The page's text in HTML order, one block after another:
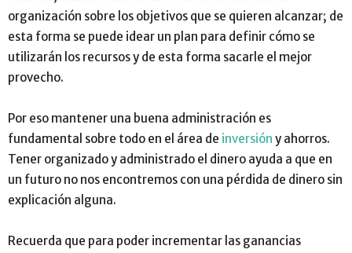
organización sobre los objetivos que se quieren alcanzar; de
esta forma se puede idear un plan para definir cómo se
utilizarán los recursos y de esta forma sacarle el mejor
provecho.
Por eso mantener una buena administración es
fundamental sobre todo en el área de inversión y ahorros.
Tener organizado y administrado el dinero ayuda a que en
un futuro no nos encontremos con una pérdida de dinero sin
explicación alguna.
Recuerda que para poder incrementar las ganancias